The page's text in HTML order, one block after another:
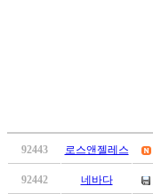
리
e
92443 로스앤젤레스
92442 네바다